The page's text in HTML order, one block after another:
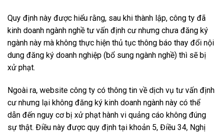
Quy định này được hiểu rằng, sau khi thành lập, công ty đã
kinh doanh ngành nghề tư vấn định cư nhưng chưa đăng ký
ngành này mà không thực hiện thủ tục thông báo thay đổi nội
dung đăng ký doanh nghiệp (bổ sung ngành nghề) thì sẽ bị
xử phạt.
Ngoài ra, website công ty có thông tin về dịch vụ tư vấn định
cư nhưng lại không đăng ký kinh doanh ngành này có thể
dẫn đến nguy cơ bị xử phạt hành vi quảng cáo không đúng
sự thật. Điều này được quy định tại khoản 5, Điều 34, Nghị